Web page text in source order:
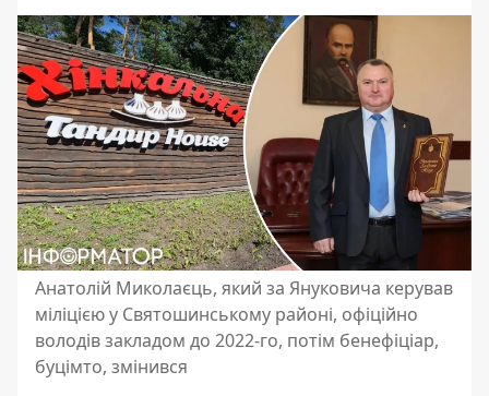
Анатолій Миколаєць, який за Януковича керував
міліцією у Святошинському районі, офіційно
володів закладом до 2022-го, потім бенефіціар,
буцімто, змінився